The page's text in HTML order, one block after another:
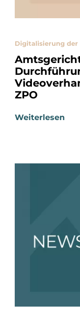
Digitalisierung der
ZPO
Weiterlesen